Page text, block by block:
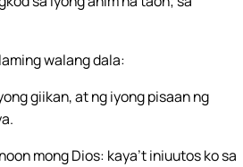
walang dala:
giikan, at ng iyong pisaan ng
mong Dios: kaya’t iniuutos ko sa